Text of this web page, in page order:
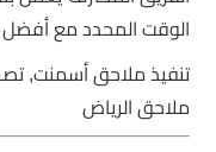
الوقت المحدد مع
تنفيذ ملاحق أسمنت,
ملاحق الرياض